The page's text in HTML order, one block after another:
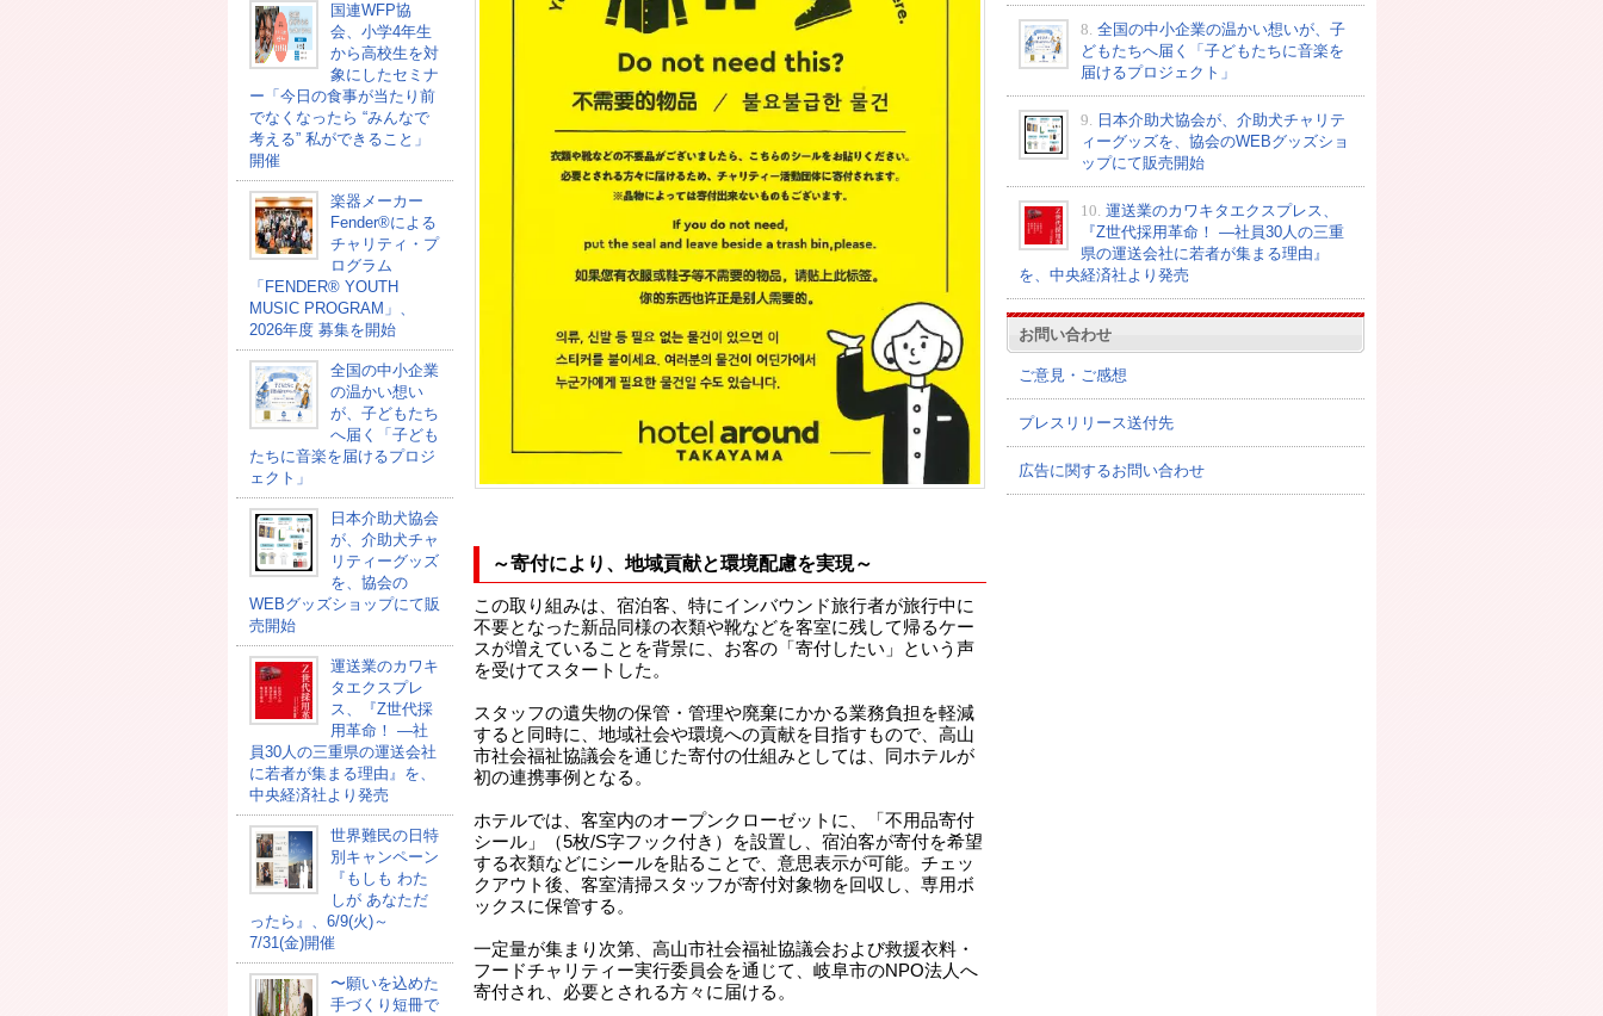
国連WFP協
会、小学4年生
から高校生を対
象にしたセミナ
ー「今日の食事が当たり前
でなくなったら “みんなで
考える” 私ができること」
開催
楽器メーカー
Fender®による
チャリティ・プ
ログラム
「FENDER®︎ YOUTH
MUSIC PROGRAM」、
2026年度 募集を開始
全国の中小企業
の温かい想い
が、子どもたち
へ届く「子ども
たちに音楽を届けるプロジ
ェクト」
日本介助犬協会
が、介助犬チャ
リティーグッズ
を、協会の
WEBグッズショップにて販
売開始
運送業のカワキ
タエクスプレ
ス、『Z世代採
用革命！ ―社
員30人の三重県の運送会社
に若者が集まる理由』を、
中央経済社より発売
世界難民の日特
別キャンペーン
『もしも わた
しが あなただ
ったら』、6/9(火)～
7/31(金)開催
〜願いを込めた
手づくり短冊で
～寄付により、地域貢献と環境配慮を実現～
この取り組みは、宿泊客、特にインバウンド旅行者が旅行中に
不要となった新品同様の衣類や靴などを客室に残して帰るケー
スが増えていることを背景に、お客の「寄付したい」という声
を受けてスタートした。
スタッフの遺失物の保管・管理や廃棄にかかる業務負担を軽減
すると同時に、地域社会や環境への貢献を目指すもので、高山
市社会福祉協議会を通じた寄付の仕組みとしては、同ホテルが
初の連携事例となる。
ホテルでは、客室内のオープンクローゼットに、「不用品寄付
シール」（5枚/S字フック付き）を設置し、宿泊客が寄付を希望
する衣類などにシールを貼ることで、意思表示が可能。チェッ
クアウト後、客室清掃スタッフが寄付対象物を回収し、専用ボ
ックスに保管する。
一定量が集まり次第、高山市社会福祉協議会および救援衣料・
フードチャリティー実行委員会を通じて、岐阜市のNPO法人へ
寄付され、必要とされる方々に届ける。
8. 全国の中小企業の温かい想いが、子
どもたちへ届く「子どもたちに音楽を
届けるプロジェクト」
9.
日本介助犬協会が、介助犬チャリテ
ィーグッズを、協会のWEBグッズショ
ップにて販売開始
10. 運送業のカワキタエクスプレス、
『Z世代採用革命！ ―社員30人の三重
県の運送会社に若者が集まる理由』
を、中央経済社より発売
お問い合わせ
ご意見・ご感想
プレスリリース送付先
広告に関するお問い合わせ